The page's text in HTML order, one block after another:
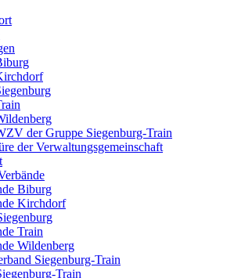
der Gruppe Siegenburg-Train
der Verwaltungsgemeinschaft
Biburg
Kirchdorf
Train
Wildenberg
Siegenburg-Train
Train